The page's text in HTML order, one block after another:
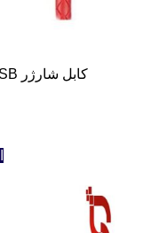
کابل شارژر Micro-USB تسکو مدل TC A76